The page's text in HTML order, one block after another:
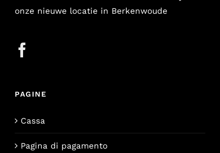
onze nieuwe locatie in Berkenwoude
PAGINE
Cassa
Pagina di pagamento